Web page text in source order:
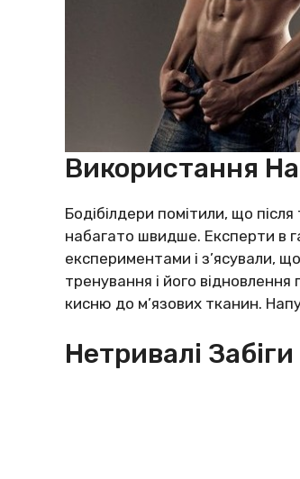
Використання
Бодібілдери помітили, що
набагато швидше. Експерти в
експериментами і з’ясували,
тренування і його
кисню до м’язових тканин.
Нетривалі Забіги